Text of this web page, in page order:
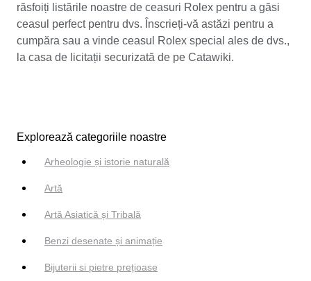
răsfoiți listările noastre de ceasuri Rolex pentru a găsi
ceasul perfect pentru dvs. Înscrieți-vă astăzi pentru a
cumpăra sau a vinde ceasul Rolex special ales de dvs.,
la casa de licitații securizată de pe Catawiki.
Explorează categoriile noastre
Arheologie și istorie naturală
Artă
Artă Asiatică și Tribală
Benzi desenate și animație
Bijuterii si pietre prețioase